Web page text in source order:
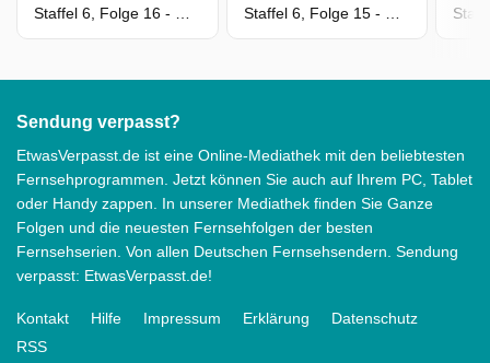
Sendung verpasst?
EtwasVerpasst.de ist eine Online-Mediathek mit den beliebtesten
Fernsehprogrammen. Jetzt können Sie auch auf Ihrem PC, Tablet
oder Handy zappen. In unserer Mediathek finden Sie Ganze
Folgen und die neuesten Fernsehfolgen der besten
Fernsehserien. Von allen Deutschen Fernsehsendern. Sendung
verpasst: EtwasVerpasst.de!
Kontakt Hilfe Impressum Erklärung
Datenschutz
RSS